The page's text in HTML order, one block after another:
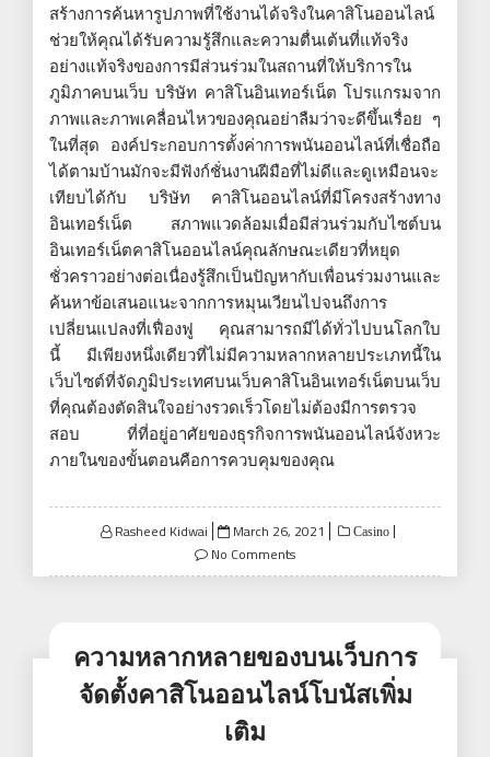
สร้างการค้นหารูปภาพที่ใช้งานได้จริงในคาสิโนออนไลน์
ช่วยให้คุณได้รับความรู้สึกและความตื่นเต้นที่แท้จริง
อย่างแท้จริงของการมีส่วนร่วมในสถานที่ให้บริการใน
ภูมิภาคบนเว็บ บริษัท คาสิโนอินเทอร์เน็ต โปรแกรมจาก
ภาพและภาพเคลื่อนไหวของคุณอย่าลืมว่าจะดีขึ้นเรื่อย ๆ
ในที่สุด องค์ประกอบการตั้งค่าการพนันออนไลน์ที่เชื่อถือ
ได้ตามบ้านมักจะมีฟังก์ชั่นงานฝีมือที่ไม่ดีและดูเหมือนจะ
เทียบได้กับ บริษัท คาสิโนออนไลน์ที่มีโครงสร้างทาง
อินเทอร์เน็ต สภาพแวดล้อมเมื่อมีส่วนร่วมกับไซต์บน
อินเทอร์เน็ตคาสิโนออนไลน์คุณลักษณะเดียวที่หยุด
ชั่วคราวอย่างต่อเนื่องรู้สึกเป็นปัญหากับเพื่อนร่วมงานและ
ค้นหาข้อเสนอแนะจากการหมุนเวียนไปจนถึงการ
เปลี่ยนแปลงที่เฟื่องฟู คุณสามารถมีได้ทั่วไปบนโลกใบ
นี้ มีเพียงหนึ่งเดียวที่ไม่มีความหลากหลายประเภทนี้ใน
เว็บไซต์ที่จัดภูมิประเทศบนเว็บคาสิโนอินเทอร์เน็ตบนเว็บ
ที่คุณต้องตัดสินใจอย่างรวดเร็วโดยไม่ต้องมีการตรวจ
สอบ ที่ที่อยู่อาศัยของธุรกิจการพนันออนไลน์จังหวะ
ภายในของขั้นตอนคือการควบคุมของคุณ
Rasheed Kidwai
Posted
on
March 26, 2021 Casino
No Comments
ความหลากหลายของบนเว็บการ
จัดตั้งคาสิโนออนไลน์โบนัสเพิ่ม
เติม